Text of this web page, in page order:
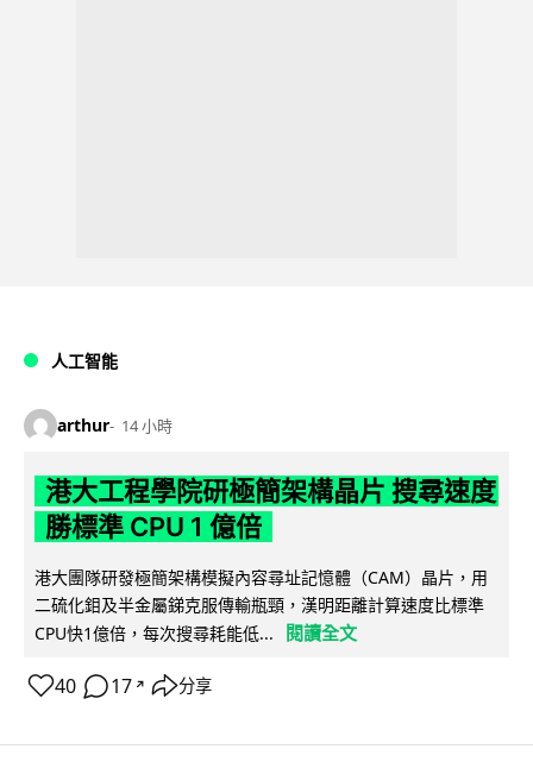
人工智能
arthur 14 小時
港大工程學院研極簡架構晶片 搜尋速度
勝標準 CPU 1 億倍
港大團隊研發極簡架構模擬內容尋址記憶體（CAM）晶片，用
二硫化鉬及半金屬銻克服傳輸瓶頸，漢明距離計算速度比標準
CPU快1億倍，每次搜尋耗能低...
閱讀全文
40 17 ↗ 分享